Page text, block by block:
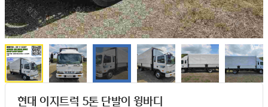
현대 이지트럭 5톤 단발이 윙바디